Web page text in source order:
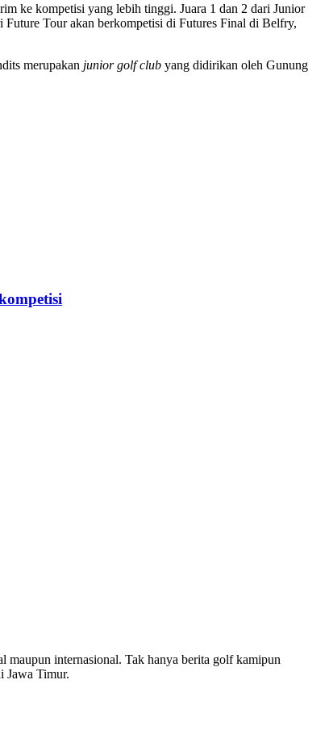
ke kompetisi yang lebih tinggi. Juara 1 dan 2 dari Junior
Tour akan berkompetisi di Futures Final di Belfry,
merupakan junior golf club yang didirikan oleh Gunung
maupun internasional. Tak hanya berita golf kamipun
Jawa Timur.